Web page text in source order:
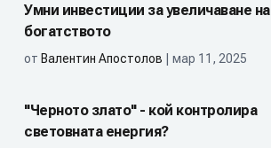
Умни инвестиции за увеличаване на
богатството
от Валентин Апостолов | мар 11, 2025
"Черното злато" - кой контролира
световната енергия?